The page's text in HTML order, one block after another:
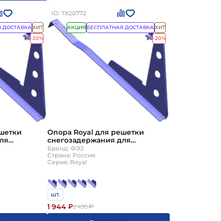
ДОСТАВКАХИТ
-20%
цвет
стали
ID: ТХ20772
АКЦИЯ БЕСПЛАТНАЯ ДОСТАВКАХИТ
-20%
Опора Royal для решетки
снегозадержания для
высоковолновой черепицы
стандартные цвета ТД ФЭЗ
толщина стали 3мм
Бренд: ФЭЗ
Страна: Россия
Серия: Royal
шт.
1 944 ₽2 430₽